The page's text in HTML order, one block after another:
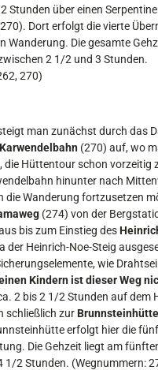
Stunden über einen
Dort erfolgt die vierte
Wanderung. Die gesamte
2 1/2 und 3 Stunden.
270)
man zunächst durch das
(270) auf, wo
die Hüttentour schon vorzeitig
hinunter nach
die Wanderung fortzusetzen
(274) von der
bis zum Ein­stieg des
der Heinrich-Noe-Steig
wie
Kindern ist dieser Weg
2 bis 2 1/2 Stunden auf dem
schließlich zur
erfolgt hier die
Die Geh­zeit liegt am
1/2 Stunden. (Wegnummern: